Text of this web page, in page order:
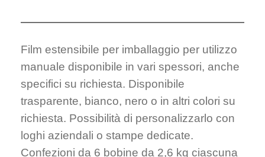
Film estensibile per imballaggio per utilizzo
manuale disponibile in vari spessori, anche
specifici su richiesta. Disponibile
trasparente, bianco, nero o in altri colori su
richiesta. Possibilità di personalizzarlo con
loghi aziendali o stampe dedicate.
Confezioni da 6 bobine da 2,6 kg ciascuna